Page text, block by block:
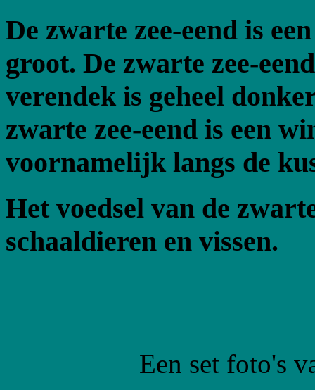
De zwarte zee-eend is
groot. De zwarte zee-
verendek is geheel
zwarte zee-eend is een
voornamelijk langs de
Het voedsel van de
schaaldieren en vissen.
Een set foto's